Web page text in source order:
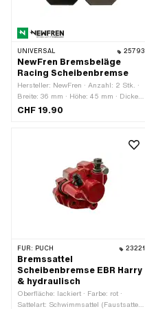
UNIVERSAL 25793
NewFren Bremsbeläge
Racing Scheibenbremse
Hersteller: NewFren · Anzahl: 2 Stk. ·
Breite: 36 mm · Höhe: 45 mm · Dicke:
6 mm · Anzahl Befestigungspunkte: 2
CHF 19.90
FÜR: PUCH 23221
Bremssattel
Scheibenbremse EBR Harry
& hydraulisch
Oberfläche: lackiert · Farbe: rot ·
Sattelart: Schwimmsattel (Faustsattel)